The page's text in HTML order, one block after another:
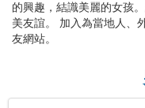
的興趣，結識美麗的女孩
美友誼。 加入為當地人、
友網站。